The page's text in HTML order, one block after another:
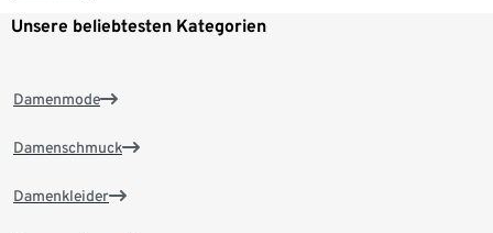
Unsere beliebtesten Kategorien
Damenmode
Damenschmuck
Damenkleider